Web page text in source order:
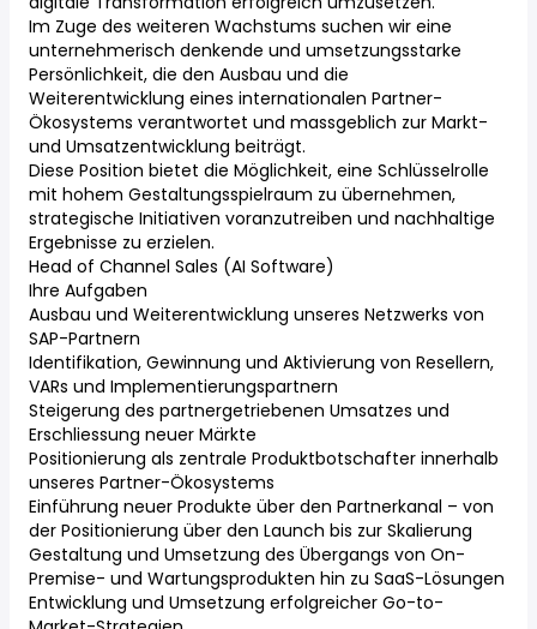
Im Zuge des weiteren Wachstums suchen wir eine
unternehmerisch denkende und umsetzungsstarke
Persönlichkeit, die den Ausbau und die
Weiterentwicklung eines internationalen Partner-
Ökosystems verantwortet und massgeblich zur Markt-
und Umsatzentwicklung beiträgt.
Diese Position bietet die Möglichkeit, eine Schlüsselrolle
mit hohem Gestaltungsspielraum zu übernehmen,
strategische Initiativen voranzutreiben und nachhaltige
Ergebnisse zu erzielen.
Head of Channel Sales (AI Software)
Ihre Aufgaben
Ausbau und Weiterentwicklung unseres Netzwerks von
SAP-Partnern
Identifikation, Gewinnung und Aktivierung von Resellern,
VARs und Implementierungspartnern
Steigerung des partnergetriebenen Umsatzes und
Erschliessung neuer Märkte
Positionierung als zentrale Produktbotschafter innerhalb
unseres Partner-Ökosystems
Einführung neuer Produkte über den Partnerkanal – von
der Positionierung über den Launch bis zur Skalierung
Gestaltung und Umsetzung des Übergangs von On-
Premise- und Wartungsprodukten hin zu SaaS-Lösungen
Entwicklung und Umsetzung erfolgreicher Go-to-